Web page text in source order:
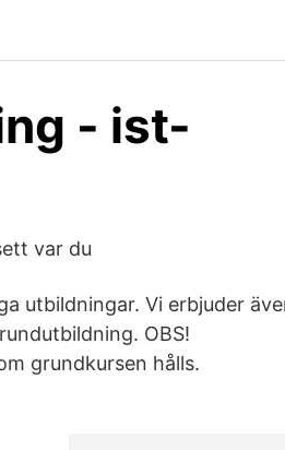
- ist-
var du
utbildningar. Vi erbjuder
OBS!
grundkursen hålls.